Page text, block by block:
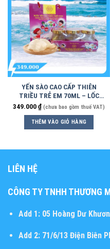
YẾN SÀO CAO CẤP THIÊN
TRIỀU TRẺ EM 70ML – LỐC
6HỦ
349.000₫ (chưa bao gồm thuế VAT)
THÊM VÀO GIỎ HÀNG
LIÊN HỆ
CÔNG TY TNHH THƯƠNG
Add 1:05 Hoàng Dư
Add 2:71/6/13 Điện Biên